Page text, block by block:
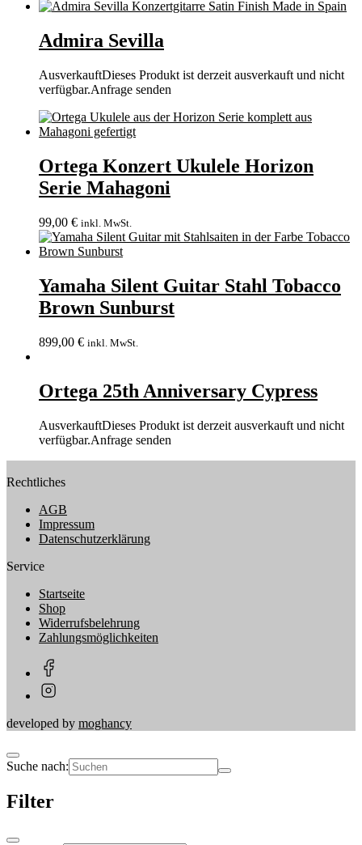
Admira Sevilla
AusverkauftDieses Produkt ist derzeit ausverkauft und nicht
verfügbar.Anfrage senden
Ortega Konzert Ukulele Horizon
Serie Mahagoni
99,00 € inkl. MwSt.
Yamaha Silent Guitar Stahl Tobacco
Brown Sunburst
899,00 € inkl. MwSt.
Ortega 25th Anniversary Cypress
AusverkauftDieses Produkt ist derzeit ausverkauft und nicht
verfügbar.Anfrage senden
Rechtliches
AGB
Impressum
Datenschutzerklärung
Service
Startseite
Shop
Widerrufsbelehrung
Zahlungsmöglichkeiten
developed by moghancy
Suche nach:
Filter